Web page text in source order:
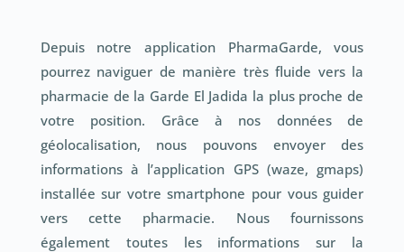
Depuis notre application PharmaGarde, vous
pourrez naviguer de manière très fluide vers la
pharmacie de la Garde El Jadida la plus proche de
votre position. Grâce à nos données de
géolocalisation, nous pouvons envoyer des
informations à l’application GPS (waze, gmaps)
installée sur votre smartphone pour vous guider
vers cette pharmacie. Nous fournissons
également toutes les informations sur la